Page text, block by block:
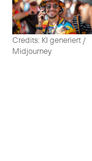
Credits: KI generiert /
Midjourney